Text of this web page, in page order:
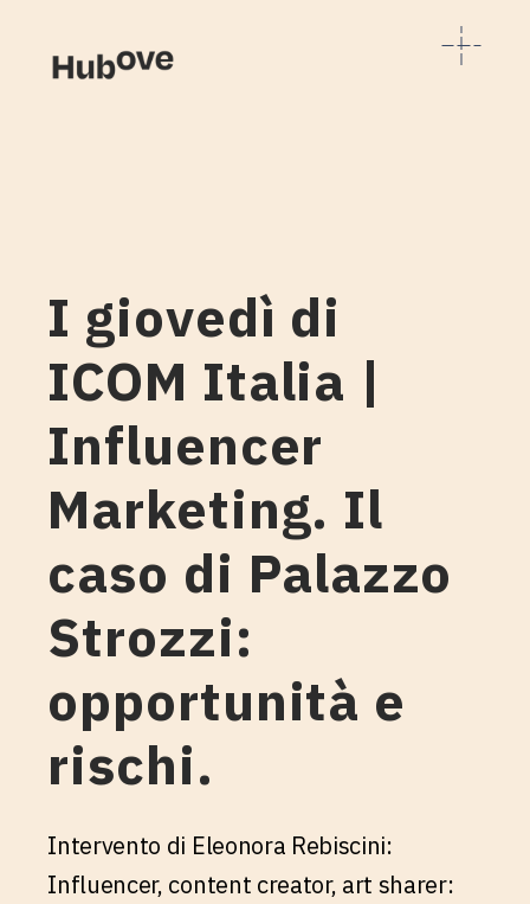
I giovedì di
ICOM Italia |
Influencer
Marketing. Il
caso di Palazzo
Strozzi:
opportunità e
rischi.
Intervento di Eleonora Rebiscini:
Influencer, content creator, art sharer: